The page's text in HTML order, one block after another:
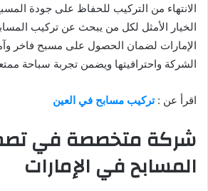
الانتهاء من التركيب للحفاظ على جودة
الخيار الأمثل لكل من يبحث عن تركيب
الإمارات لضمان الحصول على مسبح فاخر
الشركة واحترافيتها ويضمن تجربة سباحة
اقرأ عن :تركيب مسابح في العين
شركة متخصصة في
المسابح في الإمارات